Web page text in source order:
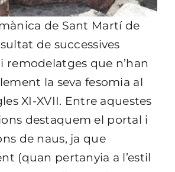
de Sant Martí de
de successives
remodelatges que n’han
la seva fesomia al
XI-XVII. Entre aquestes
destaquem el portal i
de naus, ja que
(quan pertanyia a l’estil